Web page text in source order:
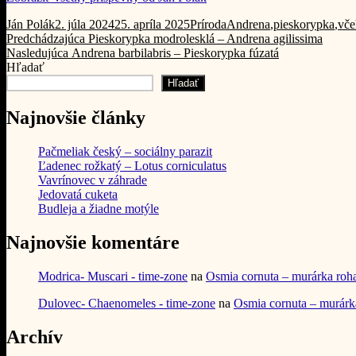
Autor
Ján PolákPublikované
2. júla 202425. apríla 2025Kategórie
PrírodaZnačky
Andrena,pieskorypka,
Navigácia
v
článku
Predchádzajúca Predchádzajúci
článok:
Pieskorypka modrolesklá – Andrena agilissima
Nasledujúca Ďalší
Andrena barbilabris – Pieskorypka fúzatá
Hľadať
Hľadať
Najnovšie články
Pačmeliak český – sociálny parazit
Ľadenec rožkatý – Lotus corniculatus
Vavrínovec v záhrade
Jedovatá cuketa
Budleja a žiadne motýle
Najnovšie komentáre
Modrica- Muscari - time-zone na Osmia cornuta – murárka
Dulovec- Chaenomeles - time-zone na Osmia cornuta –
Archív